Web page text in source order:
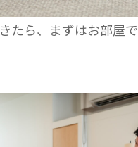
たら、まずはお部屋